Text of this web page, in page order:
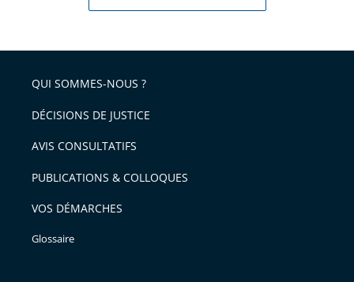
QUI SOMMES-NOUS ?
DÉCISIONS DE JUSTICE
AVIS CONSULTATIFS
PUBLICATIONS & COLLOQUES
VOS DÉMARCHES
Glossaire